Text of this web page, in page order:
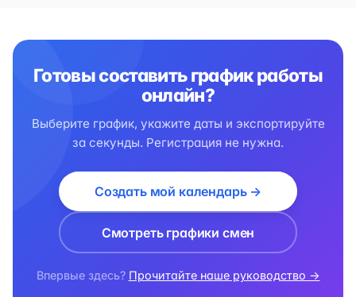
Готовы составить график работы
онлайн?
Выберите график, укажите даты и экспортируйте
за секунды. Регистрация не нужна.
Создать мой календарь →
Смотреть графики смен
Впервые здесь? Прочитайте наше руководство →